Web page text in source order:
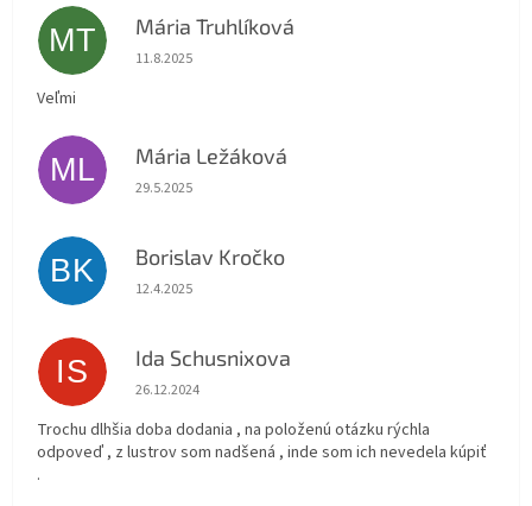
MT Mária Truhlíková
Hodnocení obchodu je 5 z 5 hvězdiček.
11.8.2025
Veľmi
ML Mária Ležáková
Hodnocení obchodu je 5 z 5 hvězdiček.
29.5.2025
BK Borislav Kročko
Hodnocení obchodu je 5 z 5 hvězdiček.
12.4.2025
IS Ida Schusnixova
Hodnocení obchodu je 5 z 5 hvězdiček.
26.12.2024
Trochu dlhšia doba dodania , na položenú otázku rýchla
odpoveď , z lustrov som nadšená , inde som ich nevedela kúpiť
.